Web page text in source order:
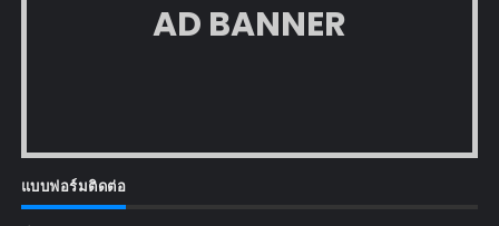
AD BANNER
แบบฟอร์มติดต่อ